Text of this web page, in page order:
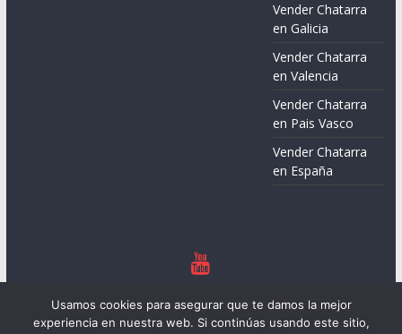
Vender Chatarra
en Galicia
Vender Chatarra
en Valencia
Vender Chatarra
en Pais Vasco
Vender Chatarra
en España
derechos reservados.
Usamos cookies para asegurar que te damos la mejor
experiencia en nuestra web. Si continúas usando este sitio,